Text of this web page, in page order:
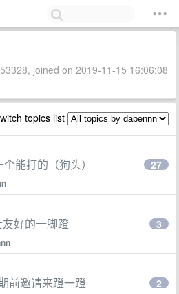
joined on 2019-11-15 16:06:08
topics list
能打的（狗头） 27
好的一脚蹬 3
前邀请来蹬一蹬 2